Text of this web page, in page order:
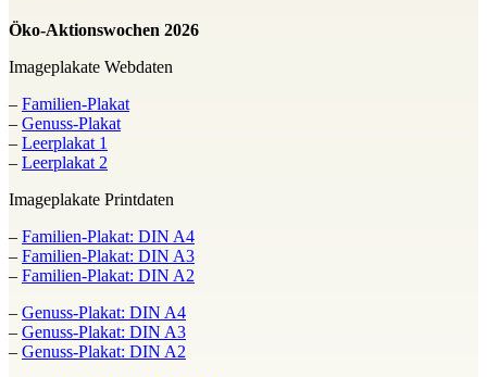
Öko-Aktionswochen 2026
Imageplakate Webdaten
– Familien-Plakat
– Genuss-Plakat
– Leerplakat 1
– Leerplakat 2
Imageplakate Printdaten
– Familien-Plakat: DIN A4
– Familien-Plakat: DIN A3
– Familien-Plakat: DIN A2
– Genuss-Plakat: DIN A4
– Genuss-Plakat: DIN A3
– Genuss-Plakat: DIN A2